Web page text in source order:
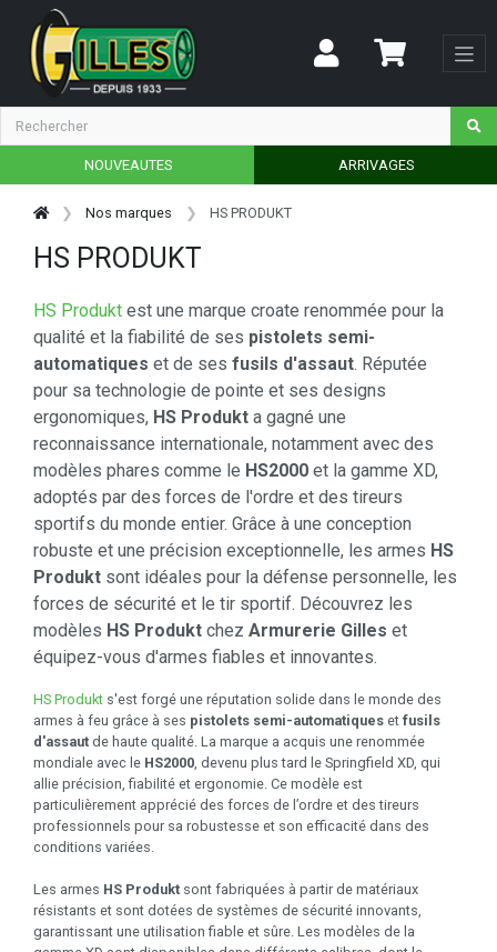
NOUVEAUTES ARRIVAGES
Nos marques HS PRODUKT
HS PRODUKT
HS Produkt est une marque croate renommée pour la
qualité et la fiabilité de ses pistolets semi-
automatiques et de ses fusils d'assaut. Réputée
pour sa technologie de pointe et ses designs
ergonomiques, HS Produkt a gagné une
reconnaissance internationale, notamment avec des
modèles phares comme le HS2000 et la gamme XD,
adoptés par des forces de l'ordre et des tireurs
sportifs du monde entier. Grâce à une conception
robuste et une précision exceptionnelle, les armes HS
Produkt sont idéales pour la défense personnelle, les
forces de sécurité et le tir sportif. Découvrez les
modèles HS Produkt chez Armurerie Gilles et
équipez-vous d'armes fiables et innovantes.
HS Produkt s'est forgé une réputation solide dans le monde des
armes à feu grâce à ses pistolets semi-automatiques et fusils
d'assaut de haute qualité. La marque a acquis une renommée
mondiale avec le HS2000, devenu plus tard le Springfield XD, qui
allie précision, fiabilité et ergonomie. Ce modèle est
particulièrement apprécié des forces de l’ordre et des tireurs
professionnels pour sa robustesse et son efficacité dans des
conditions variées.
Les armes HS Produkt sont fabriquées à partir de matériaux
résistants et sont dotées de systèmes de sécurité innovants,
garantissant une utilisation fiable et sûre. Les modèles de la